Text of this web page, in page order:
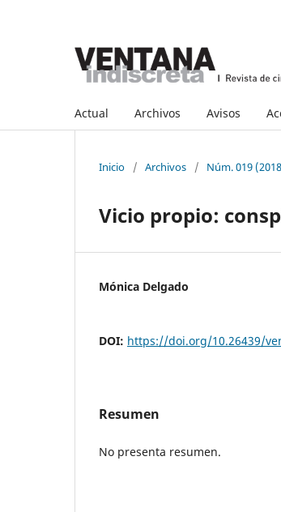
Actual Archivos Avisos
Inicio / Archivos / Núm. 019
Vicio propio:
Mónica Delgado
DOI: https://doi.org/10.26439/
Resumen
No presenta resumen.